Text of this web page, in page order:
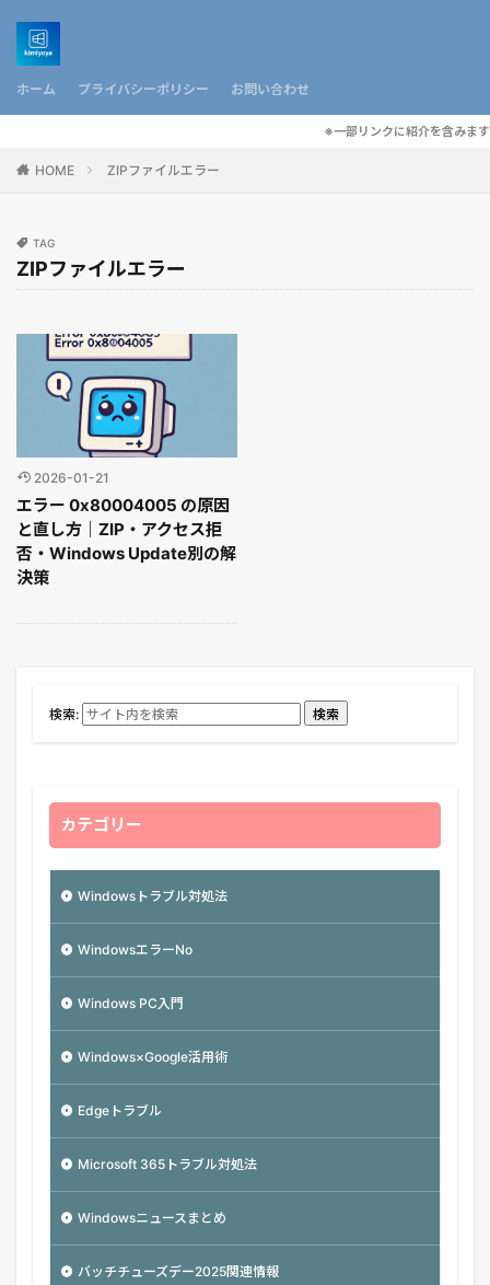
ホーム プライバシーポリシー お問い合わせ
※一部リンクに紹介を含みます
HOME ZIPファイルエラー
TAG
ZIPファイルエラー
2026-01-21
エラー 0x80004005 の原因
と直し方｜ZIP・アクセス拒
否・Windows Update別の解
決策
検索: 検索
カテゴリー
Windowsトラブル対処法
WindowsエラーNo
Windows PC入門
Windows×Google活用術
Edgeトラブル
Microsoft 365トラブル対処法
Windowsニュースまとめ
バッチチューズデー2025関連情報